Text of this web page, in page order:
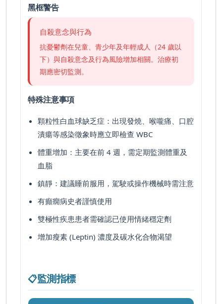
黑框警告
自殺意念與行為
抗憂鬱劑在兒童、青少年及年輕成人（24 歲以
下）與自殺意念及行為風險增加相關。治療初
期應密切監測。
特殊注意事項
顆粒性白血球缺乏症 ：出現發燒、喉嚨痛、口腔
潰瘍等感染徵象時應立即檢查 WBC
體重增加 ：主要在前 4 週，需定期監測體重及
血脂
鎮靜 ：建議睡前服用，駕駛或操作機械時需注意
有癲癇病史者謹慎使用
雙極性疾患患者需確認已使用情緒穩定劑
增加瘦素 (Leptin) 濃度及碳水化合物渴望
📋監測指標